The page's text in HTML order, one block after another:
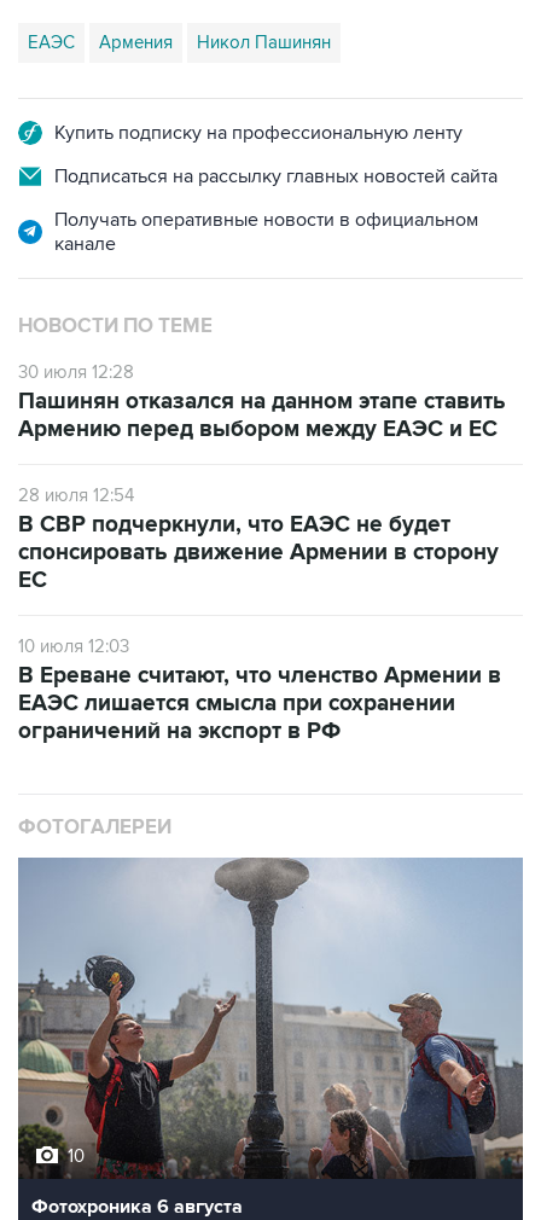
ЕАЭС Армения Никол Пашинян
Купить подписку на профессиональную ленту
Подписаться на рассылку главных новостей сайта
Получать оперативные новости в официальном
канале
НОВОСТИ ПО ТЕМЕ
30 июля 12:28
Пашинян отказался на данном этапе ставить
Армению перед выбором между ЕАЭС и ЕС
28 июля 12:54
В СВР подчеркнули, что ЕАЭС не будет
спонсировать движение Армении в сторону
ЕС
10 июля 12:03
В Ереване считают, что членство Армении в
ЕАЭС лишается смысла при сохранении
ограничений на экспорт в РФ
ФОТОГАЛЕРЕИ
10
Фотохроника 6 августа